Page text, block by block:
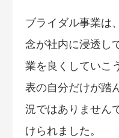
ブライダル事業は
念が社内に浸透し
業を良くしていこ
表の自分だけが踏
況ではありません
けられました。